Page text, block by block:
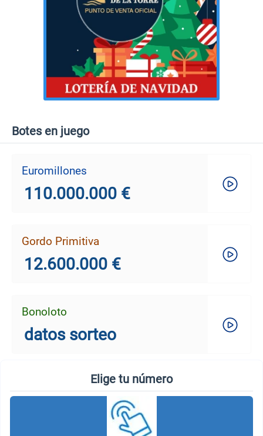
Botes en juego
Euromillones
110.000.000 €
Gordo Primitiva
12.600.000 €
Bonoloto
datos sorteo
Elige tu número